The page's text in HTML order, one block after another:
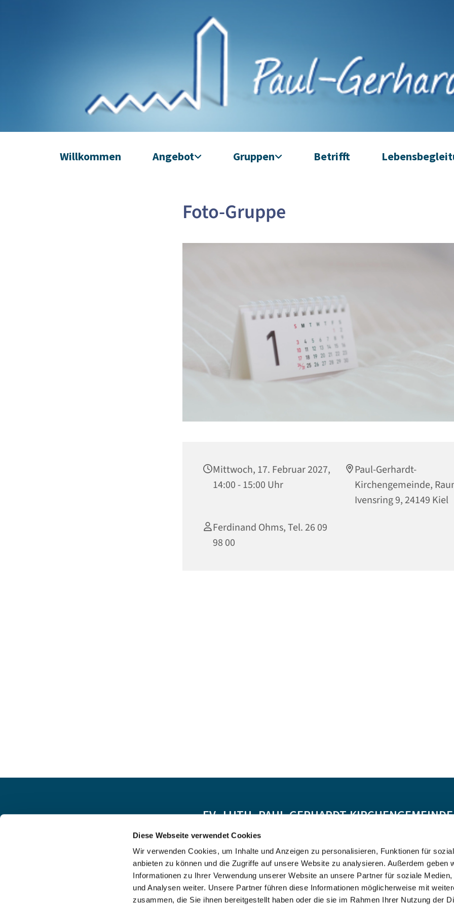
Diese Webseite verwendet Cookies
Wir verwenden Cookies, um Inhalte und Anzeigen zu personalisieren, Funktionen für
anbieten zu können und die Zugriffe auf unsere Website zu analysieren. Außerdem geben
Informationen zu Ihrer Verwendung unserer Website an unsere Partner für soziale Medien,
und Analysen weiter. Unsere Partner führen diese Informationen möglicherweise mit
zusammen, die Sie ihnen bereitgestellt haben oder die sie im Rahmen Ihrer Nutzung der
Willkommen Angebot Gruppen Betrifft
Foto-Gruppe
Mittwoch, 17. Februar 2027,
14:00 - 15:00 Uhr
Paul-Gerhardt-
Kirchengemeinde,
Ivensring 9, 24149 Kiel
Ferdinand Ohms, Tel. 26 09
98 00
EV.-LUTH. PAUL-GERHARDT-
Spendenkonto:
DE55 5206 0410 0706 4634 01, Evangelische Bank
Kontoinhaber: Ev.-Luth. Kirchenkreis Altholstein